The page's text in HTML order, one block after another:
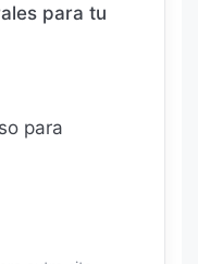
para tu
para